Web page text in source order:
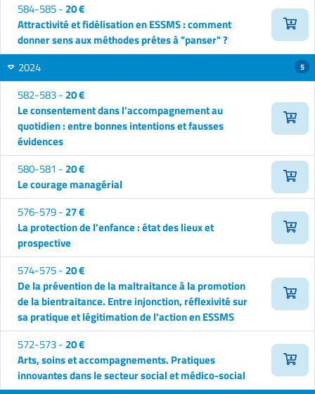
584-585 - 20 €
Attractivité et fidélisation en ESSMS : comment
donner sens aux méthodes prêtes à "panser" ?
2024
5
582-583 - 20 €
Le consentement dans l'accompagnement au
quotidien : entre bonnes intentions et fausses
évidences
580-581 - 20 €
Le courage managérial
576-579 - 27 €
La protection de l'enfance : état des lieux et
prospective
574-575 - 20 €
De la prévention de la maltraitance à la promotion
de la bientraitance. Entre injonction, réflexivité sur
sa pratique et légitimation de l'action en ESSMS
572-573 - 20 €
Arts, soins et accompagnements. Pratiques
innovantes dans le secteur social et médico-social